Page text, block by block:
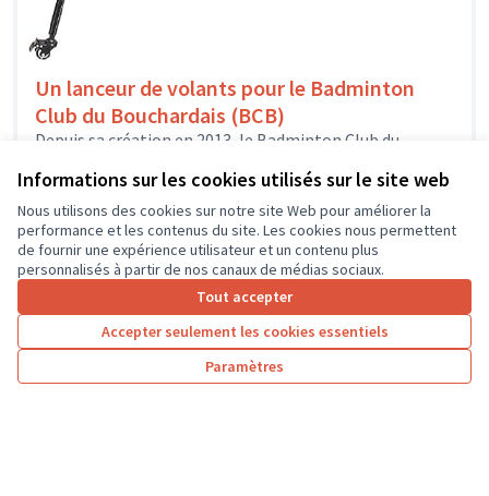
Informations sur les cookies utilisés sur le site web
Nous utilisons des cookies sur notre site Web pour améliorer la
performance et les contenus du site. Les cookies nous permettent
de fournir une expérience utilisateur et un contenu plus
personnalisés à partir de nos canaux de médias sociaux.
Tout accepter
Accepter seulement les cookies essentiels
Paramètres
Un lanceur de volants pour le Badminton
Club du Bouchardais (BCB)
Depuis sa création en 2013, le Badminton Club du
Badminton et propose...
Sport L'île-Bouchard
Résultats par page : 25
1 2 3 4